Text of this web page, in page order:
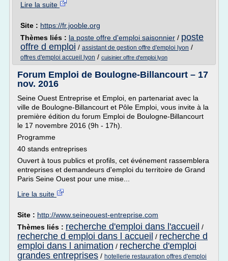
Lire la suite
Site : https://fr.jooble.org
Thèmes liés : la poste offre d'emploi saisonnier / poste
offre d emploi / assistant de gestion offre d'emploi lyon /
offres d'emploi accueil lyon / cuisinier offre d'emploi lyon
Forum Emploi de Boulogne-Billancourt – 17
nov. 2016
Seine Ouest Entreprise et Emploi, en partenariat avec la
ville de Boulogne-Billancourt et Pôle Emploi, vous invite à la
première édition du forum Emploi de Boulogne-Billancourt
le 17 novembre 2016 (9h - 17h).
Programme
40 stands entreprises
Ouvert à tous publics et profils, cet événement rassemblera
entreprises et demandeurs d'emploi du territoire de Grand
Paris Seine Ouest pour une mise...
Lire la suite
Site : http://www.seineouest-entreprise.com
Thèmes liés : recherche d'emploi dans l'accueil /
recherche d emploi dans l accueil / recherche d
emploi dans l animation / recherche d'emploi
grandes entreprises / hotellerie restauration offres d'emploi